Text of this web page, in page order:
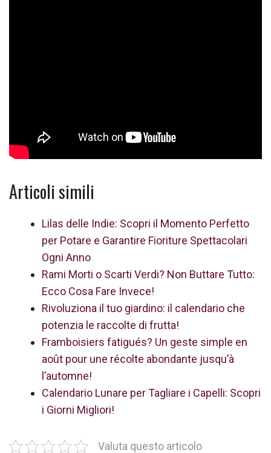
Articoli simili
Lilas delle Indie: Scopri il Momento Perfetto
per Potare e Garantire Fioriture Spettacolari
Ogni Anno
Rami Morti o Scarti Verdi? Non Buttare Tutto:
Ecco Cosa Fare Invece!
Rivoluziona il tuo giardino: il calendario che
potenzia le raccolte di frutta!
Framboisiers fatigués? Un geste simple en
août pour une récolte abondante jusqu’à
l’automne!
Calendario Lunare per Tagliare i Capelli: Scopri
i Giorni Migliori!
Valuta questo articolo